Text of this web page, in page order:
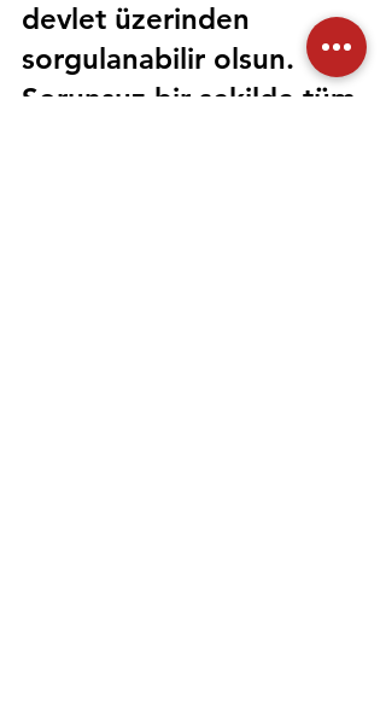
devlet üzerinden
sorgulanabilir olsun.
Sorunsuz bir şekilde tüm